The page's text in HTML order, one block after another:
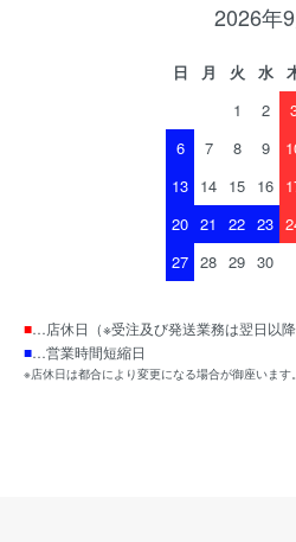
2026年
日 月 火 水
1
2
6
7 8 9
13 14 15 16
20 21 22 23
27 28 29 30
■…店休日（※受注及び発送業務は翌日以降
■…営業時間短縮日
※店休日は都合により変更になる場合が御座います。